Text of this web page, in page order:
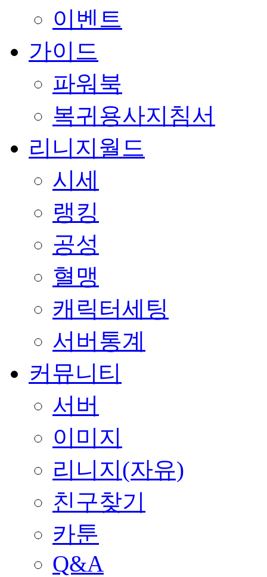
이벤트
가이드
파워북
복귀용사지침서
리니지월드
시세
랭킹
공성
혈맹
캐릭터세팅
서버통계
커뮤니티
서버
이미지
리니지(자유)
친구찾기
카툰
Q&A